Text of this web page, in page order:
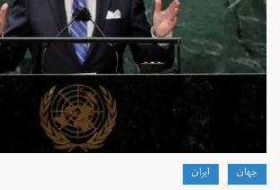
جهان ايران